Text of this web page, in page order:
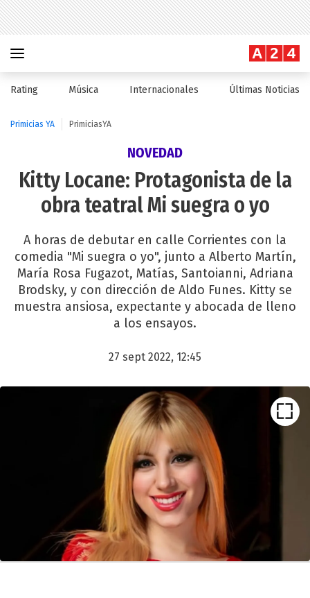
Rating Música Internacionales Últimas Noticias
Primicias YA PrimiciasYA
NOVEDAD
Kitty Locane: Protagonista de la
obra teatral Mi suegra o yo
A horas de debutar en calle Corrientes con la
comedia "Mi suegra o yo", junto a Alberto Martín,
María Rosa Fugazot, Matías, Santoianni, Adriana
Brodsky, y con dirección de Aldo Funes. Kitty se
muestra ansiosa, expectante y abocada de lleno
a los ensayos.
27 sept 2022, 12:45